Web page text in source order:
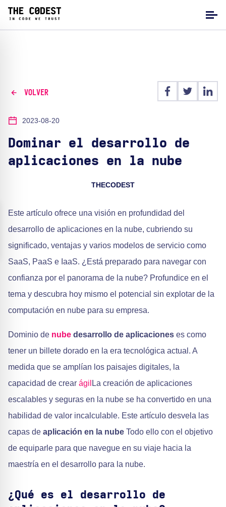
VOLVER
2023-08-20
Dominar el desarrollo de
aplicaciones en la nube
THECODEST
Este artículo ofrece una visión en profundidad del
desarrollo de aplicaciones en la nube, cubriendo su
significado, ventajas y varios modelos de servicio como
SaaS, PaaS e IaaS. ¿Está preparado para navegar con
confianza por el panorama de la nube? Profundice en el
tema y descubra hoy mismo el potencial sin explotar de la
computación en nube para su empresa.
Dominio de nube desarrollo de aplicaciones es como
tener un billete dorado en la era tecnológica actual. A
medida que se amplían los paisajes digitales, la
capacidad de crear ágil La creación de aplicaciones
escalables y seguras en la nube se ha convertido en una
habilidad de valor incalculable. Este artículo desvela las
capas de aplicación en la nube Todo ello con el objetivo
de equiparle para que navegue en su viaje hacia la
maestría en el desarrollo para la nube.
¿Qué es el desarrollo de